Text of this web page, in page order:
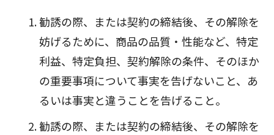
勧誘の際、または契約の締結後、その解除を
妨げるために、商品の品質・性能など、特定
利益、特定負担、契約解除の条件、そのほか
の重要事項について事実を告げないこと、あ
るいは事実と違うことを告げること。
勧誘の際、または契約の締結後、その解除を